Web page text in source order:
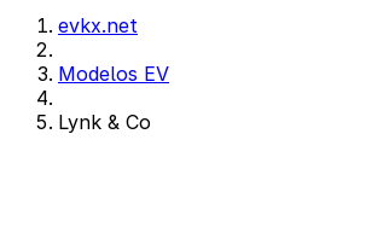
evkx.net
Modelos EV
Lynk & Co